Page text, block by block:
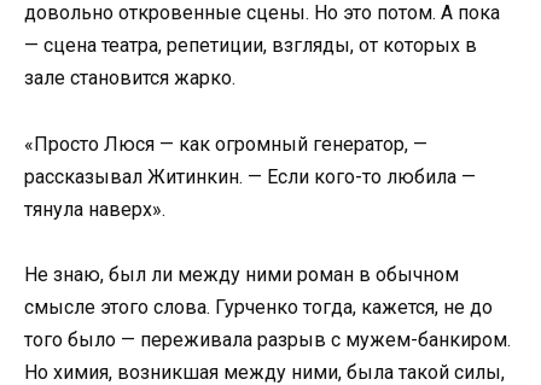
довольно откровенные сцены. Но это потом. А пока
— сцена театра, репетиции, взгляды, от которых в
зале становится жарко.
«Просто Люся — как огромный генератор, —
рассказывал Житинкин. — Если кого-то любила —
тянула наверх».
Не знаю, был ли между ними роман в обычном
смысле этого слова. Гурченко тогда, кажется, не до
того было — переживала разрыв с мужем-банкиром.
Но химия, возникшая между ними, была такой силы,